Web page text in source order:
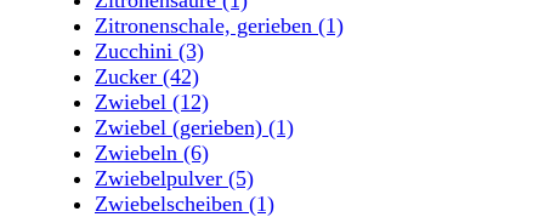
Zitronenschale, gerieben (1)
Zucchini (3)
Zucker (42)
Zwiebel (12)
Zwiebel (gerieben) (1)
Zwiebeln (6)
Zwiebelpulver (5)
Zwiebelscheiben (1)